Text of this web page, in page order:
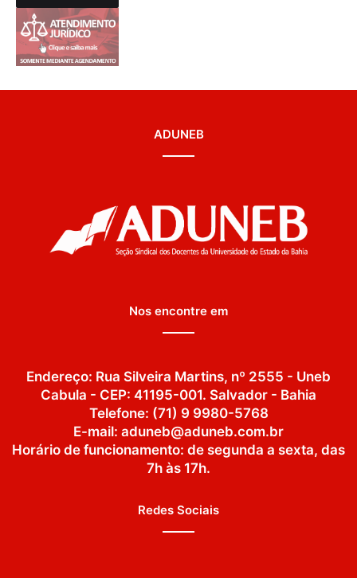
ADUNEB
Nos encontre em
Endereço: Rua Silveira Martins, nº 2555 - Uneb
Cabula - CEP: 41195-001. Salvador - Bahia
Telefone: (71) 9 9980-5768
E-mail: aduneb@aduneb.com.br
Horário de funcionamento: de segunda a sexta, das
7h às 17h.
Redes Sociais